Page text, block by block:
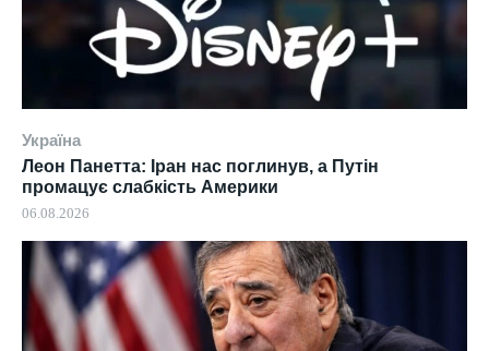
Україна
Леон Панетта: Іран нас поглинув, а Путін
промацує слабкість Америки
06.08.2026